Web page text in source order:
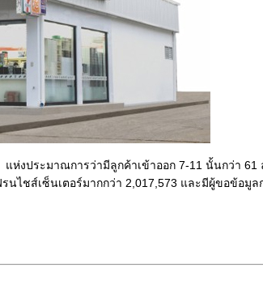
ห่งประมาณการว่ามีลูกค้าเข้าออก 7-11 นั้นกว่า
ชส์เซ็นเตอร์มากกว่า 2,017,573 และมีผู้ขอข้อมูล